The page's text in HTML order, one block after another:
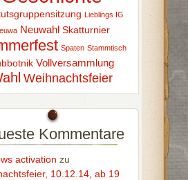
Lieblings IG
Neuwahl Skatturnier
Spaten Stammtisch
Vollversammlung
Weihnachtsfeier
Kommentare
activation zu
10.12.14, ab 19